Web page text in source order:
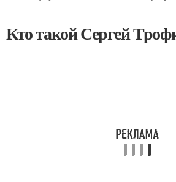
Кто такой Сергей